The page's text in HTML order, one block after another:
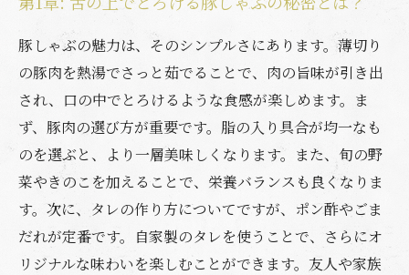
豚しゃぶを楽しんだ後の余韻と美味しい思い出
豚しゃぶの魅力は、そのシンプルさにあります。薄切り
の豚肉を熱湯でさっと茹でることで、肉の旨味が引き出
され、口の中でとろけるような食感が楽しめます。ま
ず、豚肉の選び方が重要です。脂の入り具合が均一なも
のを選ぶと、より一層美味しくなります。また、旬の野
菜やきのこを加えることで、栄養バランスも良くなりま
す。次に、タレの作り方についてですが、ポン酢やごま
だれが定番です。自家製のタレを使うことで、さらにオ
リジナルな味わいを楽しむことができます。友人や家族